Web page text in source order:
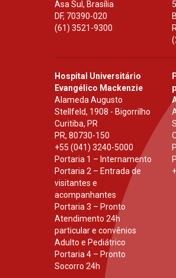
Asa Sul, Brasília
DF, 70390-020
(61) 3521-9300
Hospital Universitário
Evangélico Mackenzie
Alameda Augusto
Stellfeld, 1908 - Bigorrilho
Curitiba, PR
PR, 80730-150
+55 (041) 3240-5000
Portaria 1 – Internamento
Portaria 2 – Entrada de
visitantes e
acompanhantes
Portaria 3 – Pronto
Atendimento 24h
particular e convênios
Adulto e Pediátrico
Portaria 4 – Pronto
Socorro 24h